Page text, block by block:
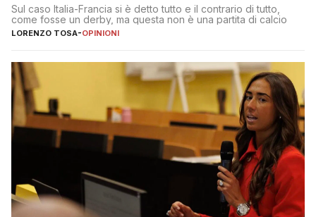
Sul caso Italia-Francia si è detto tutto e il contrario di tutto,
come fosse un derby, ma questa non è una partita di calcio
LORENZO TOSA-OPINIONI